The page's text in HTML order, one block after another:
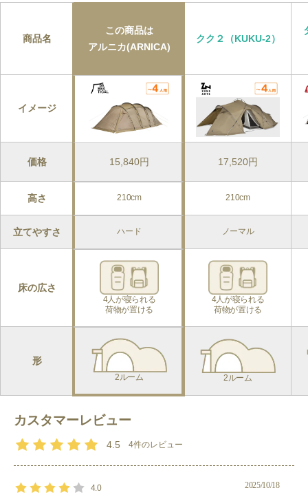
す。
強風時は横からの風にご注意ください。
撥水加工をかけた生地であるため安心です。
フライシートの耐水圧は3000mmです。一般的なキャンプ用テン
トとして十分な防水性能を示しており、通常の雨天時でも快適に
過ごせる水準です。
通気性・換気性能
るため、空気の循環が抜群です。
います。
天井部分にカラーPUを採用、表面加工をしているため、日差し
の透過を軽減。夏場の暑さを和らげ、涼しく過ごせます。UV加
おすすめポイント
張り方によって様々なシーンで活用することができます。
高さと広さが十分で4人でも快適に過ごせる２ルームテントで
す。
室内高は両サイドが175cm、中央部は210cmと、大人が立って歩
商品名
この商品は
アルニカ(ARNICA)
クク２（KUKU-2）
イメージ
価格 15,840円 17,520円
高さ 210cm 210cm
立てやすさ ハード ノーマル
床の広さ
4人が寝られる
荷物が置ける
4人が寝られる
荷物が置ける
形
2ルーム 2ルーム
カスタマーレビュー
4.5 4件のレビュー
4.0 2025/10/18